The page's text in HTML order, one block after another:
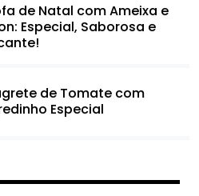
de Natal com Ameixa e
Especial, Saborosa e
de Tomate com
Especial